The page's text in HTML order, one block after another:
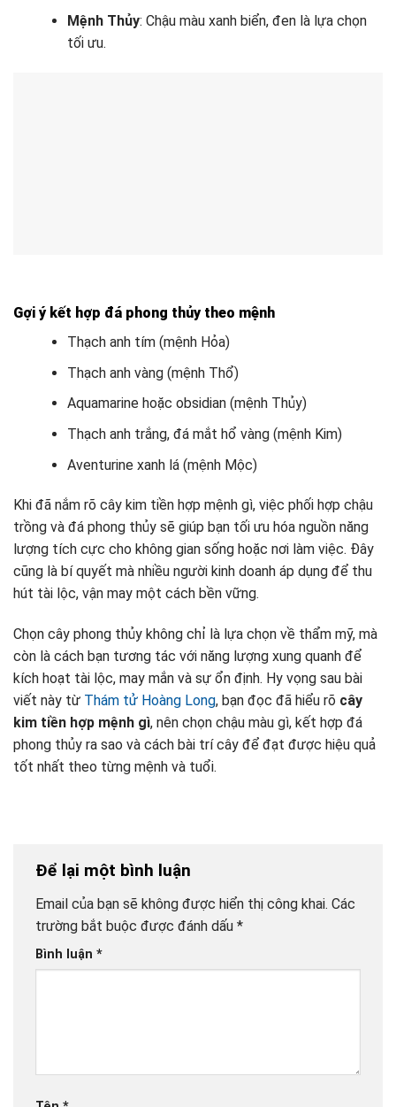
Mệnh Thủy: Chậu màu xanh biển, đen là lựa chọn
tối ưu.
Gợi ý kết hợp đá phong thủy theo mệnh
Thạch anh tím (mệnh Hỏa)
Thạch anh vàng (mệnh Thổ)
Aquamarine hoặc obsidian (mệnh Thủy)
Thạch anh trắng, đá mắt hổ vàng (mệnh Kim)
Aventurine xanh lá (mệnh Mộc)
Khi đã nắm rõ cây kim tiền hợp mệnh gì, việc phối hợp chậu
trồng và đá phong thủy sẽ giúp bạn tối ưu hóa nguồn năng
lượng tích cực cho không gian sống hoặc nơi làm việc. Đây
cũng là bí quyết mà nhiều người kinh doanh áp dụng để thu
hút tài lộc, vận may một cách bền vững.
Chọn cây phong thủy không chỉ là lựa chọn về thẩm mỹ, mà
còn là cách bạn tương tác với năng lượng xung quanh để
kích hoạt tài lộc, may mắn và sự ổn định. Hy vọng sau bài
viết này từ Thám tử Hoàng Long, bạn đọc đã hiểu rõ cây
kim tiền hợp mệnh gì, nên chọn chậu màu gì, kết hợp đá
phong thủy ra sao và cách bài trí cây để đạt được hiệu quả
tốt nhất theo từng mệnh và tuổi.
Để lại một bình luận
Email của bạn sẽ không được hiển thị công khai. Các
trường bắt buộc được đánh dấu *
Bình luận *